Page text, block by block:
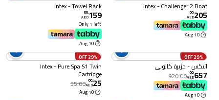
Intex - Challenger 2 Boat
205
.
00
AED
10 Aug
Intex - Towel Rack
159
.
00
AED
Only 1 left
10 Aug
29% OFF
انتكس - جزيرة كانوبي
657
.
00
AED
920.00
10 Aug
29% OFF
Intex - Pure Spa S1 Twin
Cartridge
25
.
00
AED
35.00
10 Aug